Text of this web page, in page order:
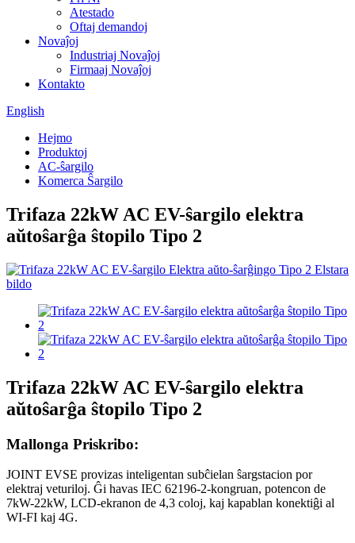
Atestado
Oftaj demandoj
Novaĵoj
Industriaj Novaĵoj
Firmaaj Novaĵoj
Kontakto
English
Hejmo
Produktoj
AC-ŝargilo
Komerca Ŝargilo
Trifaza 22kW AC EV-ŝargilo elektra
aŭtoŝarĝa ŝtopilo Tipo 2
Trifaza 22kW AC EV-ŝargilo elektra
aŭtoŝarĝa ŝtopilo Tipo 2
Mallonga Priskribo:
JOINT EVSE provizas inteligentan subĉielan ŝargstacion por
elektraj veturiloj. Ĝi havas IEC 62196-2-kongruan, potencon de
7kW-22kW, LCD-ekranon de 4,3 coloj, kaj kapablan konektiĝi al
WI-FI kaj 4G.